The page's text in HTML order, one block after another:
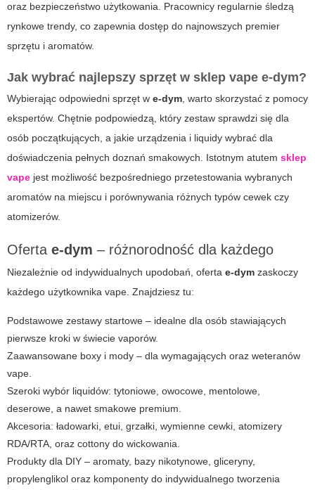
oraz bezpieczeństwo użytkowania. Pracownicy regularnie śledzą
rynkowe trendy, co zapewnia dostęp do najnowszych premier
sprzętu i aromatów.
Jak wybrać najlepszy sprzęt w sklep vape e-dym?
Wybierając odpowiedni sprzęt w e-dym, warto skorzystać z pomocy
ekspertów. Chętnie podpowiedzą, który zestaw sprawdzi się dla
osób początkujących, a jakie urządzenia i liquidy wybrać dla
doświadczenia pełnych doznań smakowych. Istotnym atutem sklep
vape jest możliwość bezpośredniego przetestowania wybranych
aromatów na miejscu i porównywania różnych typów cewek czy
atomizerów.
Oferta e-dym – różnorodność dla każdego
Niezależnie od indywidualnych upodobań, oferta e-dym zaskoczy
każdego użytkownika vape. Znajdziesz tu:
Podstawowe zestawy startowe – idealne dla osób stawiających
pierwsze kroki w świecie vaporów.
Zaawansowane boxy i mody – dla wymagających oraz weteranów
vape.
Szeroki wybór liquidów: tytoniowe, owocowe, mentolowe,
deserowe, a nawet smakowe premium.
Akcesoria: ładowarki, etui, grzałki, wymienne cewki, atomizery
RDA/RTA, oraz cottony do wickowania.
Produkty dla DIY – aromaty, bazy nikotynowe, gliceryny,
propylenglikol oraz komponenty do indywidualnego tworzenia